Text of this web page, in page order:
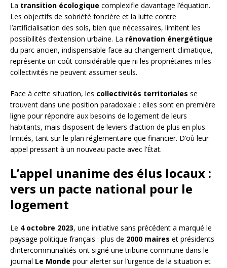
La transition écologique complexifie davantage l’équation.
Les objectifs de sobriété foncière et la lutte contre
l’artificialisation des sols, bien que nécessaires, limitent les
possibilités d’extension urbaine. La rénovation énergétique
du parc ancien, indispensable face au changement climatique,
représente un coût considérable que ni les propriétaires ni les
collectivités ne peuvent assumer seuls.
Face à cette situation, les collectivités territoriales se
trouvent dans une position paradoxale : elles sont en première
ligne pour répondre aux besoins de logement de leurs
habitants, mais disposent de leviers d’action de plus en plus
limités, tant sur le plan réglementaire que financier. D’où leur
appel pressant à un nouveau pacte avec l’État.
L’appel unanime des élus locaux :
vers un pacte national pour le
logement
Le 4 octobre 2023, une initiative sans précédent a marqué le
paysage politique français : plus de 2000 maires et présidents
d’intercommunalités ont signé une tribune commune dans le
journal Le Monde pour alerter sur l’urgence de la situation et